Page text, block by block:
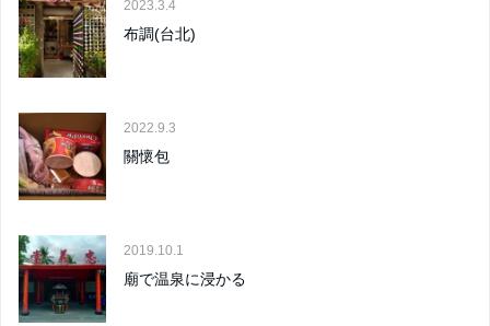
2023.3.4
布調(台北)
2022.9.3
關懷包
2019.10.1
廟で温泉に浸かる